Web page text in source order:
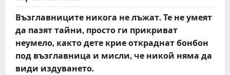
Възглавниците никога не лъжат. Те не умеят
да пазят тайни, просто ги прикриват
неумело, както дете крие откраднат бонбон
под възглавница и мисли, че никой няма да
види издуването.